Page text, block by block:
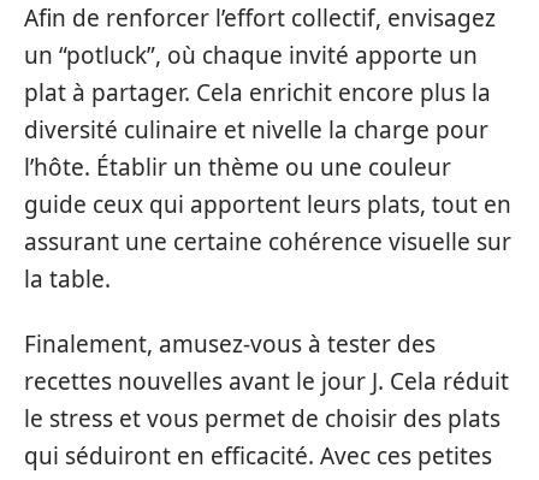
Afin de renforcer l’effort collectif, envisagez
un “potluck”, où chaque invité apporte un
plat à partager. Cela enrichit encore plus la
diversité culinaire et nivelle la charge pour
l’hôte. Établir un thème ou une couleur
guide ceux qui apportent leurs plats, tout en
assurant une certaine cohérence visuelle sur
la table.
Finalement, amusez-vous à tester des
recettes nouvelles avant le jour J. Cela réduit
le stress et vous permet de choisir des plats
qui séduiront en efficacité. Avec ces petites